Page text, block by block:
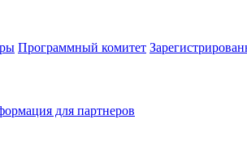
Программный комитет
для партнеров